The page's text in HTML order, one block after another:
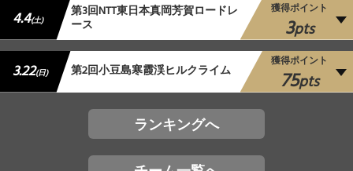
4.4(土) 第3回NTT東日本真岡芳賀ロードレ
ース
獲得ポイント
3pts
3.22(日) 第2回小豆島寒霞渓ヒルクライム
獲得ポイント
75pts
ランキングへ